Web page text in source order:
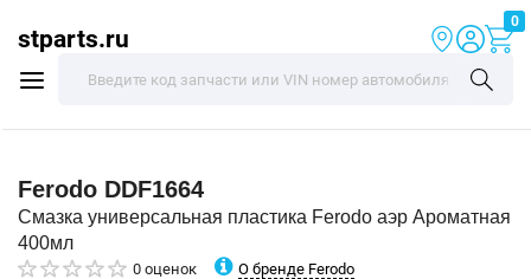
stparts.ru
0
Ferodo DDF1664
Смазка универсальная пластика Ferodo аэр Ароматная
400мл
0 оценок О бренде Ferodo